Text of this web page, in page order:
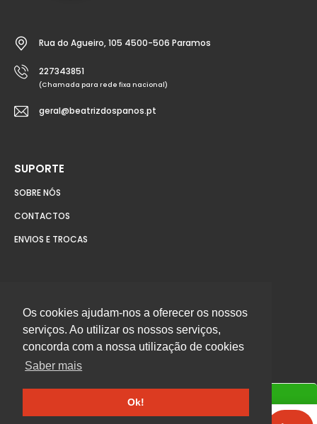
Os cookies ajudam-nos a oferecer os nossos
serviços. Ao utilizar os nossos serviços,
concorda com a nossa utilização de cookies
Saber mais
Ok!
Em stock. Envio em 24h-48h
Rua do Agueiro, 105 4500-506 Paramos
227343851
(Chamada para rede fixa nacional)
geral@beatrizdospanos.pt
SUPORTE
SOBRE NÓS
CONTACTOS
ENVIOS E TROCAS
TERMOS E CONDIÇÕES
POLÍTICA DE PRIVACIDADE
PROMOÇÕES
LIVRO DE RECLAMAÇÕES ONLINE
TODOS OS DIREITOS ® 2026 BEATRIZ DOS PANOS